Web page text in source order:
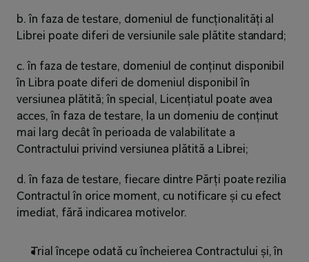
b. în faza de testare, domeniul de funcționalități al
Librei poate diferi de versiunile sale plătite standard;
c. în faza de testare, domeniul de conținut disponibil
în Libra poate diferi de domeniul disponibil în
versiunea plătită; în special, Licențiatul poate avea
acces, în faza de testare, la un domeniu de conținut
mai larg decât în perioada de valabilitate a
Contractului privind versiunea plătită a Librei;
d. în faza de testare, fiecare dintre Părți poate rezilia
Contractul în orice moment, cu notificare și cu efect
imediat, fără indicarea motivelor.
Trial începe odată cu încheierea Contractului și, în